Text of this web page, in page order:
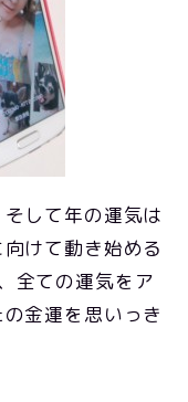
して年の運気は
けて動き始める
全ての運気をア
金運を思いっき